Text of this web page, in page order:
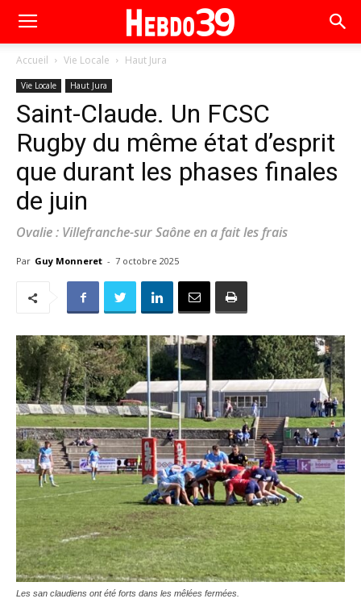
Accueil Vie Locale Haut Jura
Vie Locale Haut Jura
Saint-Claude. Un FCSC
Rugby du même état d’esprit
que durant les phases finales
de juin
Ovalie : Villefranche-sur Saône en a fait les frais
Par Guy Monneret - 7 octobre 2025
Les san claudiens ont été forts dans les mêlées fermées.